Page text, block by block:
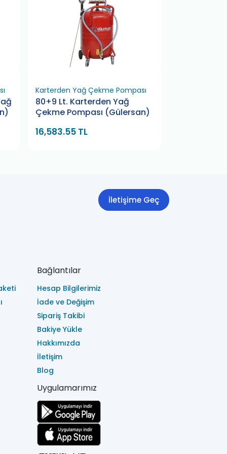
Karterden Yağ Çekme Pompası
80+9 Lt. Karterden Yağ
Çekme Pompası (Gülersan)
16,583.55 TL
İletişime Geç
Bağlantılar
Hesap Bilgilerimiz
İade ve Değişim
Sipariş Takibi
Bakiye Yükle
Hakkımızda
İletişim
Blog
Uygulamarımız